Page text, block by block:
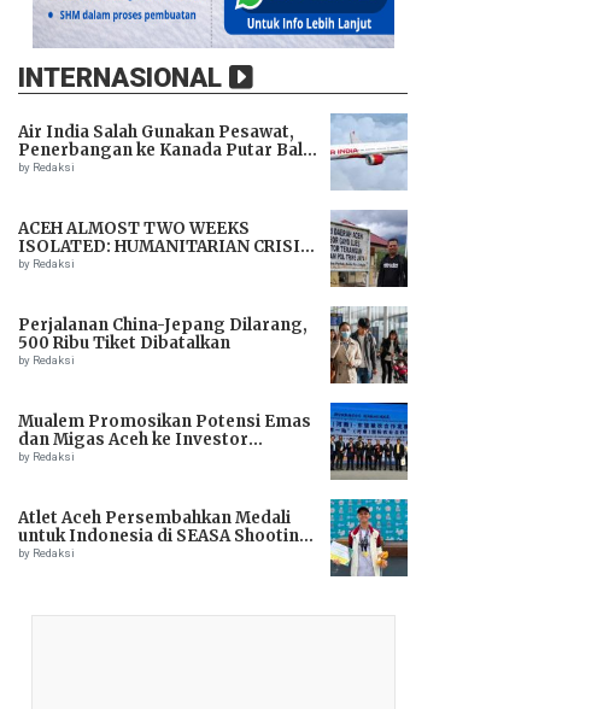
INTERNASIONAL
Air India Salah Gunakan Pesawat,
Penerbangan ke Kanada Putar Balik
Setelah 9 Jam di Udara
by Redaksi
ACEH ALMOST TWO WEEKS
ISOLATED: HUMANITARIAN CRISIS
THREATENS LIVES, IMMEDIATE
by Redaksi
Perjalanan China-Jepang Dilarang,
500 Ribu Tiket Dibatalkan
by Redaksi
Mualem Promosikan Potensi Emas
dan Migas Aceh ke Investor
Tiongkok
by Redaksi
Atlet Aceh Persembahkan Medali
untuk Indonesia di SEASA Shooting
Championship 2025
by Redaksi